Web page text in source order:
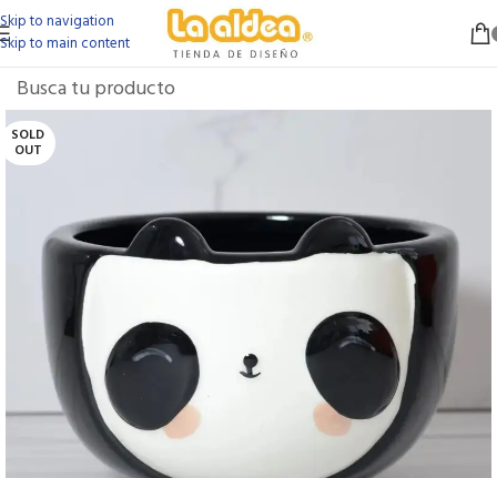
Skip to navigation
Skip to main content
SOLD
OUT